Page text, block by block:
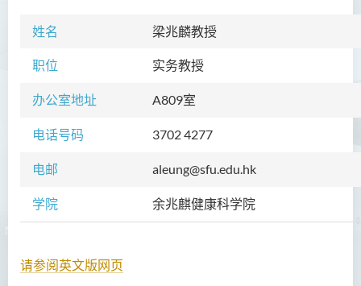
姓名 梁兆麟教授
职位 实务教授
办公室地址 A809室
电话号码 3702 4277
电邮 aleung@sfu.edu.hk
学院 余兆麒健康科学院
请参阅英文版网页
院长的话
课程概览
教职员
校外顾问团及校外考试委员
学生活动
Community Health Conference
2018